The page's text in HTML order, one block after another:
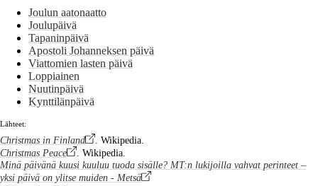
Joulun aatonaatto
Joulupäivä
Tapaninpäivä
Apostoli Johanneksen päivä
Viattomien lasten päivä
Loppiainen
Nuutinpäivä
Kynttilänpäivä
Lähteet:
Christmas in Finland
. Wikipedia.
Christmas Peace
. Wikipedia.
Minä päivänä kuusi kuuluu tuoda sisälle? MT:n lukijoilla vahvat perinteet –
yksi päivä on ylitse muiden - Metsä